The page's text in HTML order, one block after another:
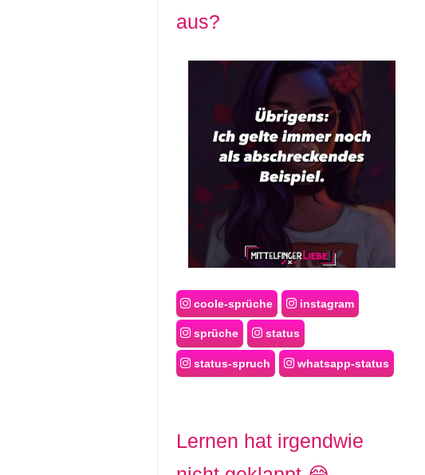
aus?
coole-sprüche instagram
sprüche status
status-spruch whatsapp-status
Lernen hat irgendwie